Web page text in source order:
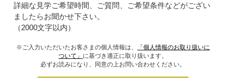
詳細な見学ご希望時間、ご質問、ご希望条件などがござい
ましたらお聞かせ下さい。
（2000文字以内）
※ご入力いただいたお客さまの個人情報は、
「個人情報のお取り扱いに
ついて」 に基づき適正に取り扱います。
必ずお読みになり、同意の上お問い合わせください。